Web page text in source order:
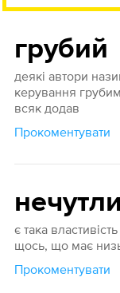
грубий
деякі автори
керування
всяк додав
Прокоментувати
є така
щось, що має
Прокоментувати